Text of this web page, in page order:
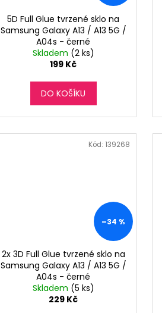
5D Full Glue tvrzené sklo na
Samsung Galaxy A13 / A13 5G /
A04s - černé
Skladem (2 ks)
199 Kč
DO KOŠÍKU
–34 %
2x 3D Full Glue tvrzené sklo na
Samsung Galaxy A13 / A13 5G /
A04s - černé
Skladem (5 ks)
229 Kč
Kód: 139268